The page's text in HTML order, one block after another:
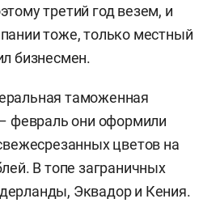
третий год везем, и
тоже, только местный
бизнесмен.
таможенная
февраль они оформили
цветов на
В топе заграничных
Эквадор и Кения.